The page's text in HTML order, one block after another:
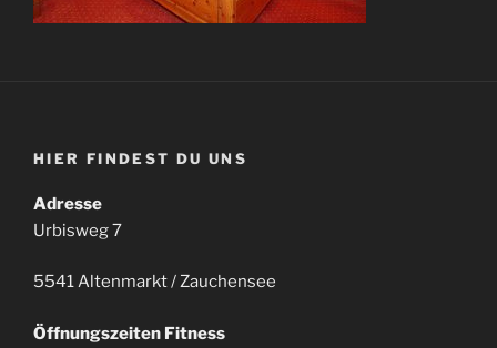
HIER FINDEST DU UNS
Adresse
Urbisweg 7
5541 Altenmarkt / Zauchensee
Öffnungszeiten Fitness